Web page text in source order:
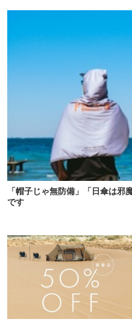
「帽子じゃ無防備」「日傘は
です